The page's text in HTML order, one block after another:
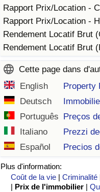
Rapport Prix/Location -
Rapport Prix/Location -
Rendement Locatif Brut
Rendement Locatif Brut
Cette page dans
English
Property
Deutsch
Português Preços
Italiano
Prezzi
Español
Precios
Plus d'information:
Coût de la vie |Criminalité
| Prix de l'immobilier |
Indice de Trafic
Indice de Trafic par